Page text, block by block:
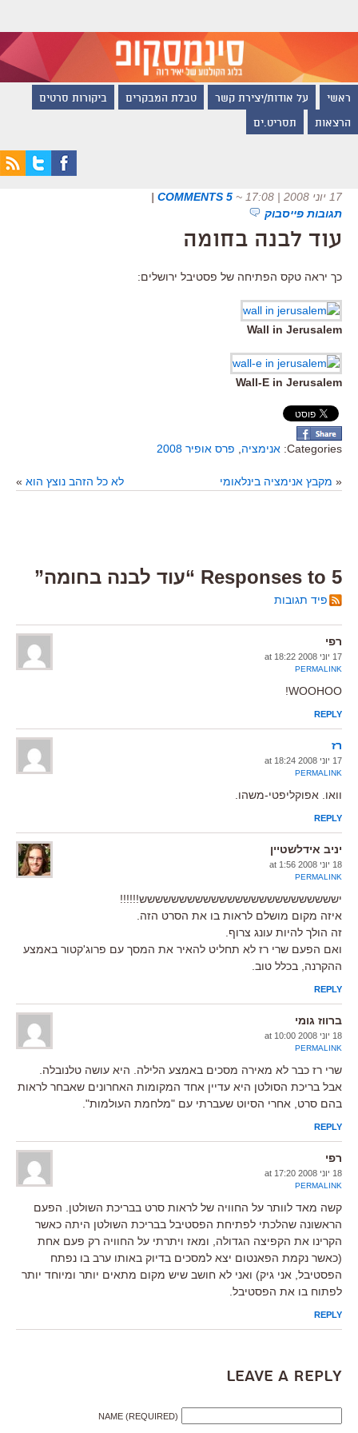
ראשי על אודות/יצירת קשר טבלת המבקרים ביקורות סרטים
הרצאות תסריט.ים
17 יוני 2008 | 17:08 ~
5 COMMENTS
|
תגובות פייסבוק
עוד לבנה בחומה
כך יראה טקס הפתיחה של פסטיבל ירושלים:
Wall in Jerusalem
Wall-E in Jerusalem
Categories: אנימציה פרס אופיר 2008
« מקבץ אנימציה בינלאומי לא כל הזהב נוצץ הוא »
5 Responses to “עוד לבנה בחומה”
פיד תגובות
רפי
17 יוני 2008 at 18:22
PERMALINK
WOOHOO!
REPLY
רז
17 יוני 2008 at 18:24
PERMALINK
וואו. אפוקליפטי-משהו.
REPLY
יניב אידלשטיין
18 יוני 2008 at 1:56
PERMALINK
יששששששששששששששששששששששששש!!!!!!
איזה מקום מושלם לראות בו את הסרט הזה.
זה הולך להיות עונג צרוף.
ואם הפעם שרי רז לא תחליט להאיר את המסך עם פרוג'קטור באמצע
ההקרנה, בכלל טוב.
REPLY
ברווז גומי
18 יוני 2008 at 10:00
PERMALINK
שרי רז כבר לא מאירה מסכים באמצע הלילה. היא עושה טלנובלה.
אבל בריכת הסולטן היא עדיין אחד המקומות האחרונים שאבחר לראות
בהם סרט, אחרי הסיוט שעברתי עם "מלחמת העולמות".
REPLY
רפי
18 יוני 2008 at 17:20
PERMALINK
קשה מאד לוותר על החוויה של לראות סרט בבריכת השולטן. הפעם
הראשונה שהלכתי לפתיחת הפסטיבל בבריכת השולטן היתה כאשר
הקרינו את הקפיצה הגדולה, ומאז ויתרתי על החוויה רק פעם אחת
(כאשר נקמת הפאנטום יצא למסכים בדיוק באותו ערב בו נפתח
הפסטיבל, אני גיק) ואני לא חושב שיש מקום מתאים יותר ומיוחד יותר
לפתוח בו את הפסטיבל.
REPLY
Leave a Reply
NAME (REQUIRED)